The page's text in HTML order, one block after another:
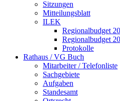
Sitzungen
Mitteilungsblatt
ILEK
Regionalbudget
Regionalbudget
Protokolle
Rathaus / VG Buch
Mitarbeiter / Telefonliste
Sachgebiete
Aufgaben
Standesamt